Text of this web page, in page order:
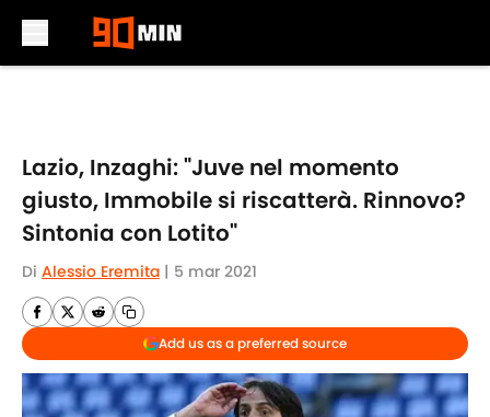
Lazio, Inzaghi: "Juve nel momento
giusto, Immobile si riscatterà. Rinnovo?
Sintonia con Lotito"
Di Alessio Eremita | 5 mar 2021
Add us as a preferred source